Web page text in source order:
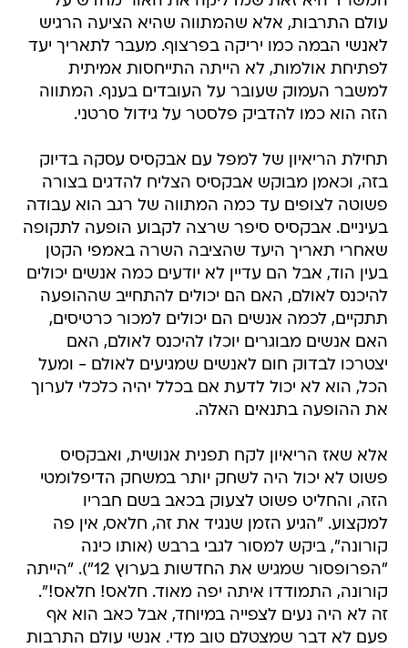
עולם התרבות, אלא שהמתווה שהיא הציעה הרגיש
לאנשי הבמה כמו יריקה בפרצוף. מעבר לתאריך יעד
לפתיחת אולמות, לא הייתה התייחסות אמיתית
למשבר העמוק שעובר על העובדים בענף. המתווה
הזה הוא כמו להדביק פלסטר על גידול סרטני.
תחילת הריאיון של למפל עם אבקסיס עסקה בדיוק
בזה, וכאמן מבוקש אבקסיס הצליח להדגים בצורה
פשוטה לצופים עד כמה המתווה של רגב הוא עבודה
בעיניים. אבקסיס סיפר שרצה לקבוע הופעה לתקופה
שאחרי תאריך היעד שהציבה השרה באמפי הקטן
בעין הוד, אבל הם עדיין לא יודעים כמה אנשים יכולים
להיכנס לאולם, האם הם יכולים להתחייב שההופעה
תתקיים, לכמה אנשים הם יכולים למכור כרטיסים,
האם אנשים מבוגרים יוכלו להיכנס לאולם, האם
יצטרכו לבדוק חום לאנשים שמגיעים לאולם - ומעל
הכל, הוא לא יכול לדעת אם בכלל יהיה כלכלי לערוך
את ההופעה בתנאים האלה.
אלא שאז הריאיון לקח תפנית אנושית, ואבקסיס
פשוט לא יכול היה לשחק יותר במשחק הדיפלומטי
הזה, והחליט פשוט לצעוק בכאב בשם חבריו
למקצוע. "הגיע הזמן שנגיד את זה, חלאס, אין פה
קורונה", ביקש למסור לגבי ברבש (אותו כינה
"הפרופסור שמגיש את החדשות בערוץ 12"). "הייתה
קורונה, התמודדו איתה יפה מאוד. חלאס! חלאס!".
זה לא היה נעים לצפייה במיוחד, אבל כאב הוא אף
פעם לא דבר שמצטלם טוב מדי. אנשי עולם התרבות